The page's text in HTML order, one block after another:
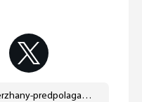
https://ostwest.tv/news/zaderzhany-predpolagaemye-diversanty-oni-pytalis-povredit-korabli-bundesvera/